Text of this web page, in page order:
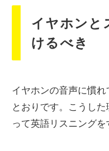
イヤホンと
けるべき
イヤホンの音声に慣
とおりです。こうし
って英語リスニングを